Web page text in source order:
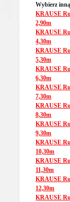
Wybierz
KRAUSE
2,90m
KRAUSE
4,30m
KRAUSE
5,30m
KRAUSE
6,30m
KRAUSE
7,30m
KRAUSE
8,30m
KRAUSE
9,30m
KRAUSE
10,30m
KRAUSE
11,30m
KRAUSE
12,30m
KRAUSE